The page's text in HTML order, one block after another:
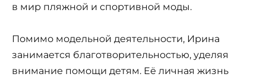
в мир пляжной и спортивной моды.
Помимо модельной деятельности, Ирина
занимается благотворительностью, уделяя
внимание помощи детям. Её личная жизнь